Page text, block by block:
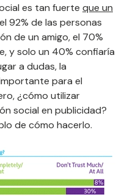
es tan fuerte que un
92% de las personas
de un amigo, el 70%
y solo un 40% confiaría
a dudas, la
para el
¿cómo utilizar
social en publicidad?
de cómo hacerlo.